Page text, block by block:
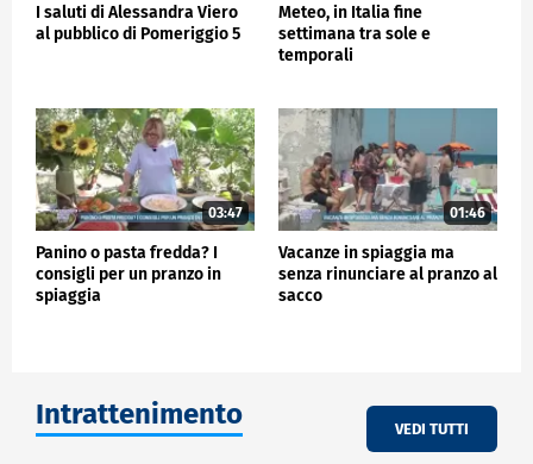
I saluti di Alessandra Viero
al pubblico di Pomeriggio 5
Meteo, in Italia fine
settimana tra sole e
temporali
03:47
Panino o pasta fredda? I
consigli per un pranzo in
spiaggia
01:46
Vacanze in spiaggia ma
senza rinunciare al pranzo al
sacco
Intrattenimento VEDI TUTTI